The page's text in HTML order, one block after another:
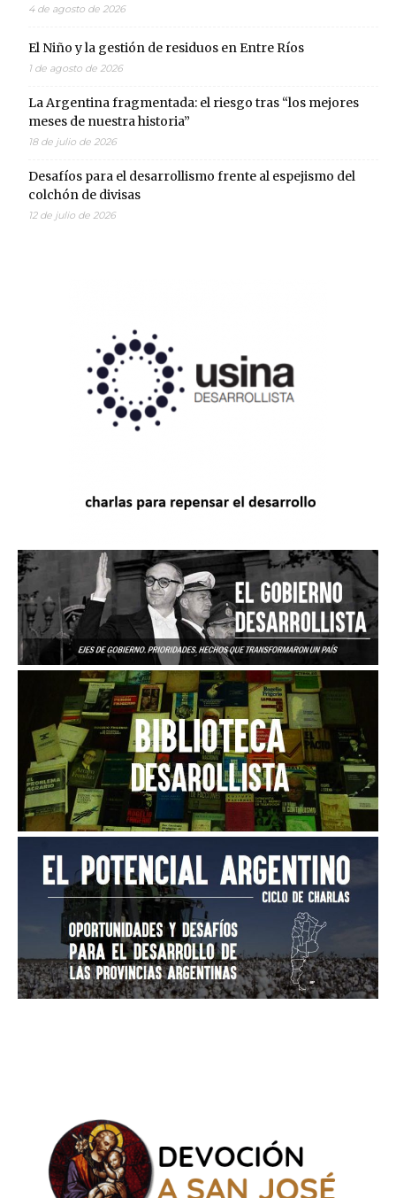
4 de agosto de 2026
El Niño y la gestión de residuos en Entre Ríos
1 de agosto de 2026
La Argentina fragmentada: el riesgo tras “los mejores
meses de nuestra historia”
18 de julio de 2026
Desafíos para el desarrollismo frente al espejismo del
colchón de divisas
12 de julio de 2026